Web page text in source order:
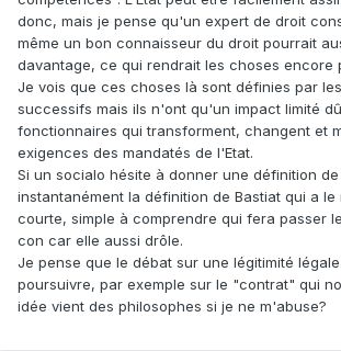
donc, mais je pense qu'un expert de droit
même un bon connaisseur du droit pourrait
davantage, ce qui rendrait les choses encore
Je vois que ces choses là sont définies par
successifs mais ils n'ont qu'un impact limité
fonctionnaires qui transforment, changent et
exigences des mandatés de l'Etat.
Si un socialo hésite à donner une définition
instantanément la définition de Bastiat qui a le
courte, simple à comprendre qui fera passer
con car elle aussi drôle.
Je pense que le débat sur une légitimité
poursuivre, par exemple sur le "contrat" qui
idée vient des philosophes si je ne m'abuse?